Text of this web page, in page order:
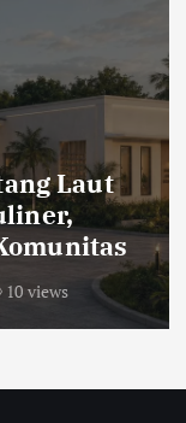
2026,
ke
14 views